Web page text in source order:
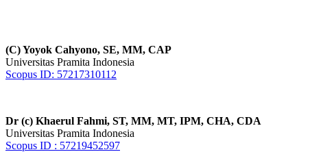
(C) Yoyok Cahyono, SE, MM, CAP
Universitas Pramita Indonesia
Scopus ID: 57217310112
Dr (c) Khaerul Fahmi, ST, MM, MT, IPM, CHA, CDA
Universitas Pramita Indonesia
Scopus ID : 57219452597